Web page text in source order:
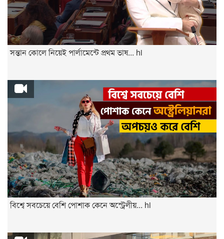
সন্তান কোলে নিয়েই পার্লামেন্টে প্রথম ভাষ... hi
বিশ্বে সবচেয়ে বেশি পোশাক কেনে অস্ট্রেলীয়... hi